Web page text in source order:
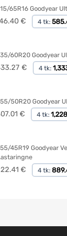
65R16 Goodyear
€ 4 tk:
60R20 Goodyear
€ 4 tk:
50R20 Goodyear
€ 4 tk:
45R19 Goodyear
€ 4 tk: